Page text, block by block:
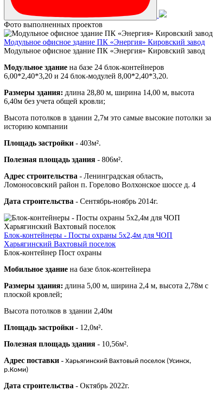
Фото выполненных проектов
Модульное офисное здание ПК «Энергия» Кировский завод
Модульное офисное здание ПК «Энергия» Кировский завод
Модульное здание на базе 24 блок-контейнеров
6,00*2,40*3,20 и 24 блок-модулей 8,00*2,40*3,20.
Размеры здания: длина 28,80 м, ширина 14,00 м, высота
6,40м без учета общей кровли;
Высота потолков в здании 2,7м это самые высокие потолки за
историю компании
Площадь застройки - 403м².
Полезная площадь здания - 806м².
Адрес строительства - Ленинградская область,
Ломоносовский район п. Горелово Волхонское шоссе д. 4
Дата строительства - Сентябрь-ноябрь 2014г.
Блок-контейнеры - Посты охраны 5х2,4м для ЧОП
Харьягинский Вахтовый поселок
Блок-контейнер Пост охраны
Мобильное здание на базе блок-контейнера
Размеры здания: длина 5,00 м, ширина 2,4 м, высота 2,78м с
плоской кровлей;
Высота потолков в здании 2,40м
Площадь застройки - 12,0м².
Полезная площадь здания - 10,56м².
Адрес поставки - Харьягинский Вахтовый поселок (Усинск,
р.Коми)
Дата строительства - Октябрь 2022г.